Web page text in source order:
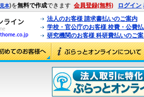
見本)を無料で作成できます 会員登録(無料) ログイン
法人のお客様 請求書払いのご案内
学校・官公庁のお客様 校費・公費
研究機関のお客様 科研費払いのご